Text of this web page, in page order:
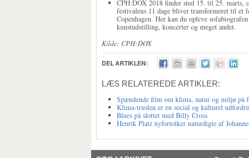
CPH:DOX 2018 finder sted 15. til 25. marts,
festivalens 11 dage bliver transformeret til et
Copenhagen. Her kan du opleve
kunstudstilling, koncerter og meget andet.
Kilde: CPH:DOX
DEL ARTIKLEN:
LÆS RELATEREDE ARTIKLER:
Spændende film om klima, natur og miljø på
Klima-truslen er en social og kulturel
Blues på slottet med Billy Cross
Henrik Platz nyfortolker naturdigte af